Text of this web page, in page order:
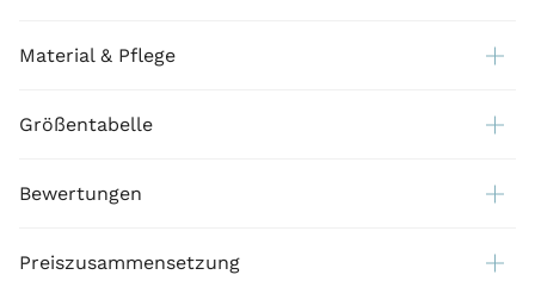
Material & Pflege
Größentabelle
Bewertungen
Preiszusammensetzung